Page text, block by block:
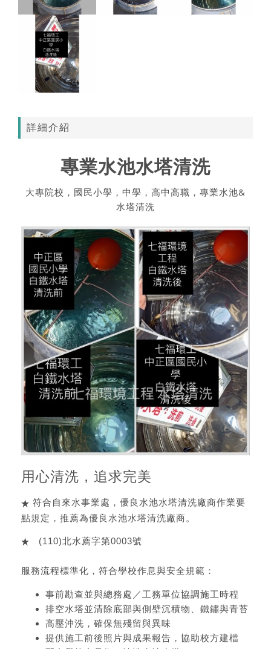
詳細介紹
專業水池水塔清洗
大專院校，國民小學，中學，高中高職，專業水池&
水塔清洗
用心清洗，追求完美
符合自來水事業處，優良水池水塔清洗廠商作業要
點規定，推薦為優良水池水塔清洗廠商。
(110)北水薦字第0003號
服務流程標準化，符合學校作息與安全規範：
事前勘查並與總務處／工務單位協調施工時程
排空水塔並清除底部與側壁沉積物、鐵鏽與青苔
高壓沖洗，確保無殘留與異味
提供施工前後照片與成果報告，協助校方建檔